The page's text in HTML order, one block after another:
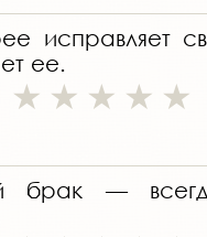
исправляет
ее.
брак —